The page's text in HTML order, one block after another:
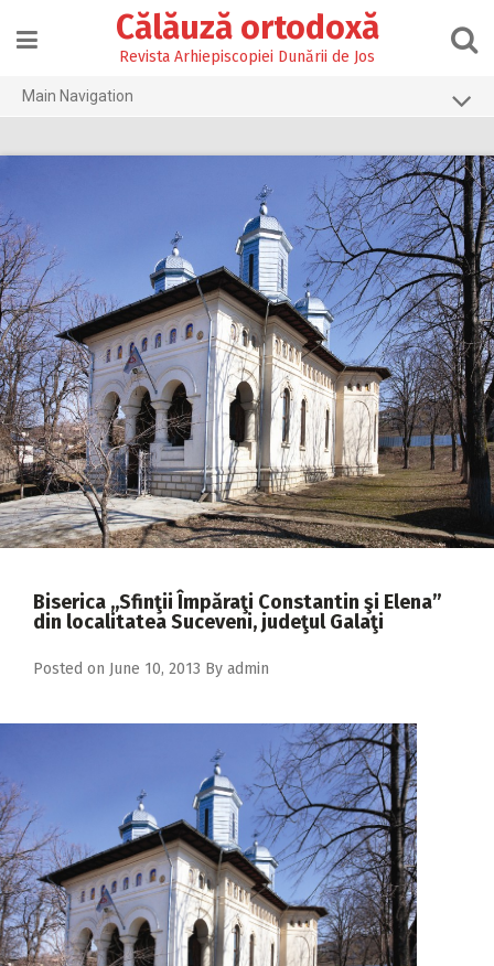
content
Călăuză ortodoxă
Revista Arhiepiscopiei Dunării de Jos
Main Navigation
2025
2024
2023
2022
2021
2020
2019
2018
2017
2015
2014
2011
2010
2009
Biserica ,,Sfinţii Împăraţi Constantin şi Elena”
din localitatea Suceveni, judeţul Galaţi
Posted on June 10, 2013 By admin